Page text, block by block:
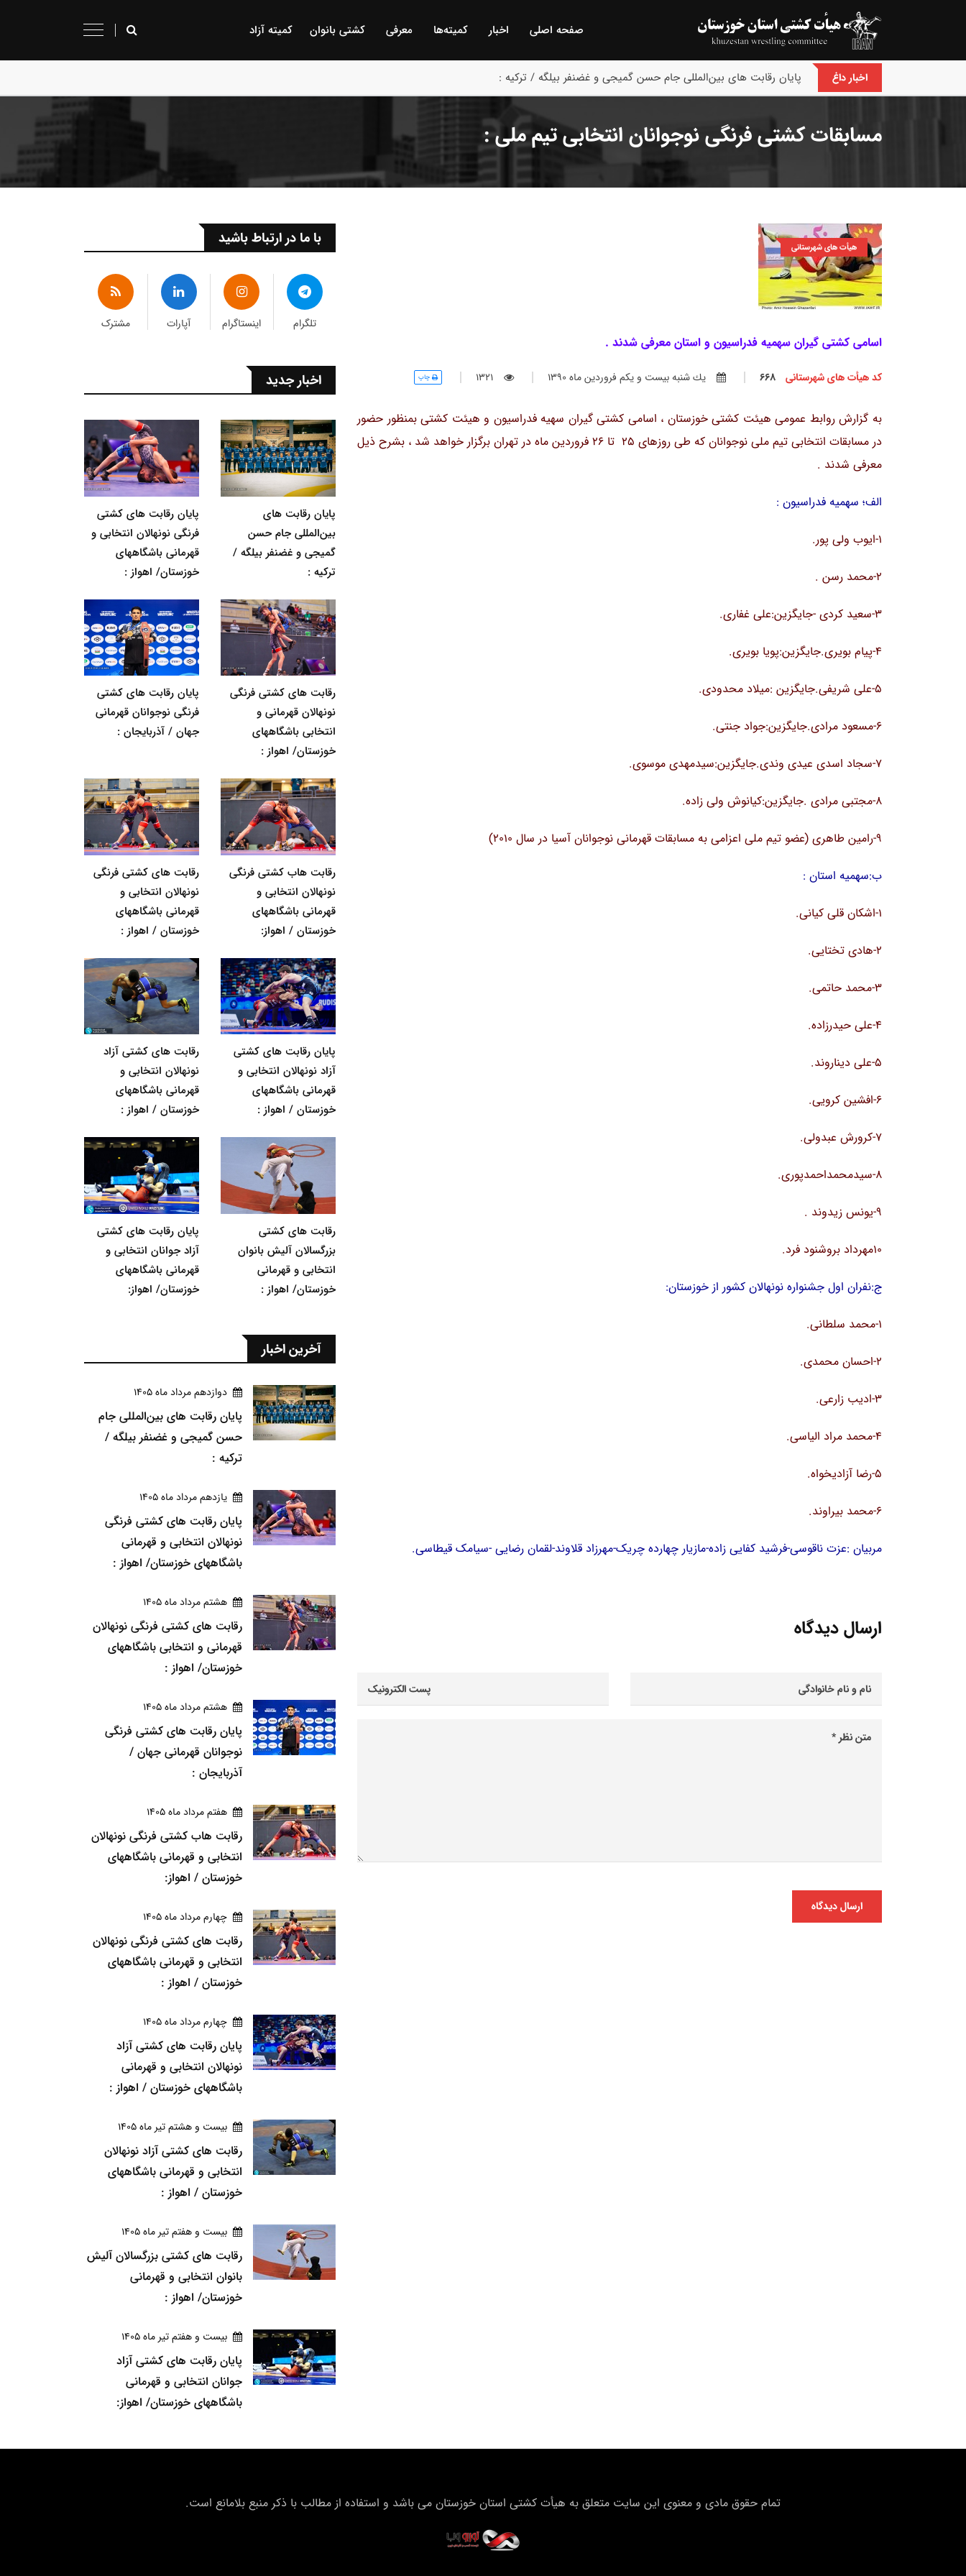
صفحه اصلی اخبار كمیته‌ها معرفی كشتی بانوان کمیته آزاد
اخبار داغ پایان رقابت های بین‌المللی جام حسن گمیجی و غضنفر بیلگه / ترکیه :
مسابقات کشتی فرنگی نوجوانان انتخابی تیم ملی :
هیأت های شهرستانی
اسامی کشتی گیران سهمیه فدراسیون و استان معرفی شدند .
کد هیأت های شهرستانی يك شنبه بيست و يكم فروردين ماه 1390 1321 چاپ
به گزارش روابط عمومی هیئت کشتی خوزستان ، اسامی کشتی گیران سهیه فدراسیون و هیئت کشتی بمنظور حضور
در مسابقات انتخابی تیم ملی نوجوانان که طی روزهای 25 تا 26 فروردین ماه در تهران برگزار خواهد شد ، بشرح ذیل
معرفی شدند .
الف؛ سهمیه فدراسیون :
1-ایوب ولی پور.
2-محمد رسن .
3-سعید کردی -جایگزین:علی غفاری.
4-پیام بویری.جایگزین:پویا بویری.
5-علی شریفی.جایگزین :میلاد محدودی.
6-مسعود مرادی.جایگزین:جواد جنتی.
7-سجاد اسدی عیدی وندی.جایگزین:سیدمهدی موسوی.
8-مجتبی مرادی .جایگزین:کیانوش ولی زاده.
9-رامین طاهری (عضو تیم ملی اعزامی به مسابقات قهرمانی نوجوانان آسیا در سال 2010)
ب:سهمیه استان :
1-اشکان قلی کیانی.
2-هادی تختایی.
3-محمد حاتمی.
4-علی حیدرزاده.
5-علی دیناروند.
6-افشین کرویی.
7-کرورش عبدولی.
8-سیدمحمداحمدپوری.
9-یونس زیدوند .
10مهرداد بروشنود فرد.
ج:نفران اول جشنواره نونهالان کشور از خوزستان:
1-محمد سلطانی.
2-احسان محمدی.
3-ادیب زارعی.
4-محمد مراد الیاسی.
5-رضا آزادیخواه.
6-محمد بیراوند.
مربیان :عزت ناقوسی-فرشید کفایی زاده-مازیار چهارده چریک-مهرزاد قلاوند-لقمان رضایی -سیامک قیطاسی.
ارسال دیدگاه
ارسال دیدگاه
با ما در ارتباط باشید
تلگرام اینستاگرام آپارات مشترک
اخبار جدید
پایان رقابت های
بین‌المللی جام حسن
گمیجی و غضنفر بیلگه /
ترکیه :
پایان رقابت های کشتی
فرنگی نونهالان انتخابی و
قهرمانی باشگاههای
خوزستان/ اهواز :
رقابت های کشتی فرنگی
نونهالان قهرمانی و
انتخابی باشگاههای
خوزستان/ اهواز :
پایان رقابت های کشتی
فرنگی نوجوانان قهرمانی
جهان / آذربایجان :
رقابت هاب کشتی فرنگی
نونهالان انتخابی و
قهرمانی باشگاههای
خوزستان / اهواز:
رقابت های کشتی فرنگی
نونهالان انتخابی و
قهرمانی باشگاههای
خوزستان / اهواز :
پایان رقابت های کشتی
آزاد نونهالان انتخابی و
قهرمانی باشگاههای
خوزستان / اهواز :
رقابت های کشتی آزاد
نونهالان انتخابی و
قهرمانی باشگاههای
خوزستان / اهواز :
رقابت های کشتی
بزرگسالان آلیش بانوان
انتخابی و قهرمانی
خوزستان/ اهواز :
پایان رقابت های کشتی
آزاد جوانان انتخابی و
قهرمانی باشگاههای
خوزستان/ اهواز:
آخرین اخبار
دوازدهم مرداد ماه 1405
پایان رقابت های بین‌المللی جام
حسن گمیجی و غضنفر بیلگه /
ترکیه :
يازدهم مرداد ماه 1405
پایان رقابت های کشتی فرنگی
نونهالان انتخابی و قهرمانی
باشگاههای خوزستان/ اهواز :
هشتم مرداد ماه 1405
رقابت های کشتی فرنگی نونهالان
قهرمانی و انتخابی باشگاههای
خوزستان/ اهواز :
هشتم مرداد ماه 1405
پایان رقابت های کشتی فرنگی
نوجوانان قهرمانی جهان /
آذربایجان :
هفتم مرداد ماه 1405
رقابت هاب کشتی فرنگی نونهالان
انتخابی و قهرمانی باشگاههای
خوزستان / اهواز:
چهارم مرداد ماه 1405
رقابت های کشتی فرنگی نونهالان
انتخابی و قهرمانی باشگاههای
خوزستان / اهواز :
چهارم مرداد ماه 1405
پایان رقابت های کشتی آزاد
نونهالان انتخابی و قهرمانی
باشگاههای خوزستان / اهواز :
بيست و هشتم تير ماه 1405
رقابت های کشتی آزاد نونهالان
انتخابی و قهرمانی باشگاههای
خوزستان / اهواز :
بيست و هفتم تير ماه 1405
رقابت های کشتی بزرگسالان آلیش
بانوان انتخابی و قهرمانی
خوزستان/ اهواز :
بيست و هفتم تير ماه 1405
پایان رقابت های کشتی آزاد
جوانان انتخابی و قهرمانی
باشگاههای خوزستان/ اهواز:
تمام حقوق مادی و معنوی این سایت متعلق به هیأت كشتی استان خوزستان می باشد و استفاده از مطالب با ذکر منبع بلامانع است.